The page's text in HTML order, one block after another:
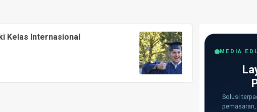
Kelas Internasional
MEDIA
Solusi